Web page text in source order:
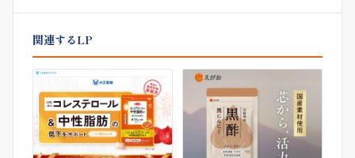
関連するLP